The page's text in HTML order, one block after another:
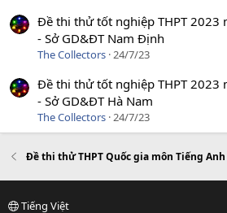
Đề thi thử tốt nghiệp THPT 2023
- Sở GD&ĐT Nam Định
The Collectors 24/7/23
Đề thi thử tốt nghiệp THPT 2023
- Sở GD&ĐT Hà Nam
The Collectors 24/7/23
Đề thi thử THPT Quốc gia môn Tiếng Anh
Tiếng Việt